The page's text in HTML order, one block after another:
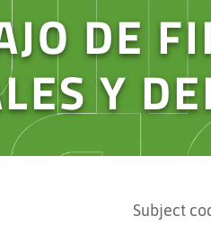
DE
Y
Subject